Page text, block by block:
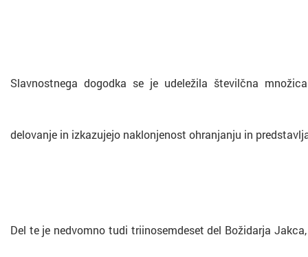
Slavnostnega dogodka se je udeležila številčna
delovanje in izkazujejo naklonjenost ohranjanju in
Del te je nedvomno tudi triinosemdeset del Božidarja